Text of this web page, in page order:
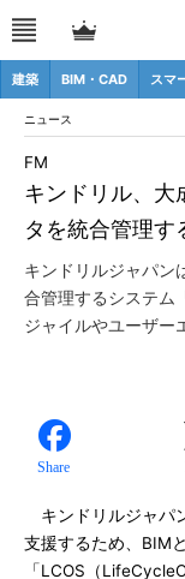
建築 BIM・CAD スマ
ニュース
キンドリル、大
タを統合管理
FM
キンドリルジャパン
合管理するシステム
ジャイルやユーザー
Share
キンドリルジャパ
支援するため、BIM
「LCOS（